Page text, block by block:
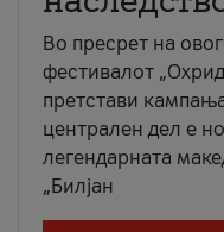
Во пресрет на
фестивалот
претстави
централен дел е
легендарната
„Билјан